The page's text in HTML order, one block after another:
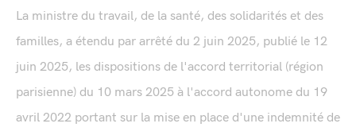
La ministre du travail, de la santé, des solidarités et des
familles, a étendu par arrêté du 2 juin 2025, publié le 12
juin 2025, les dispositions de l'accord territorial (région
parisienne) du 10 mars 2025 à l'accord autonome du 19
avril 2022 portant sur la mise en place d'une indemnité de